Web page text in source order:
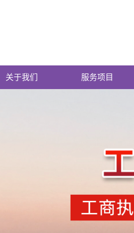
关于我们 服务项目